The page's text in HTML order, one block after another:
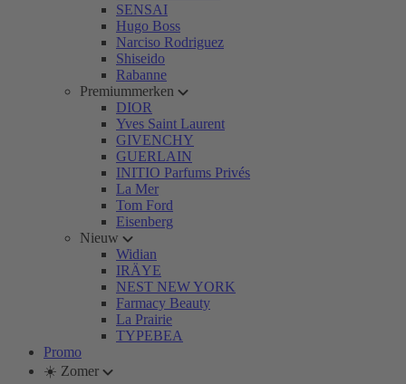
SENSAI
Hugo Boss
Narciso Rodriguez
Shiseido
Rabanne
Premiummerken
DIOR
Yves Saint Laurent
GIVENCHY
GUERLAIN
INITIO Parfums Privés
La Mer
Tom Ford
Eisenberg
Nieuw
Widian
IRÄYE
NEST NEW YORK
Farmacy Beauty
La Prairie
TYPEBEA
Promo
☀️ Zomer